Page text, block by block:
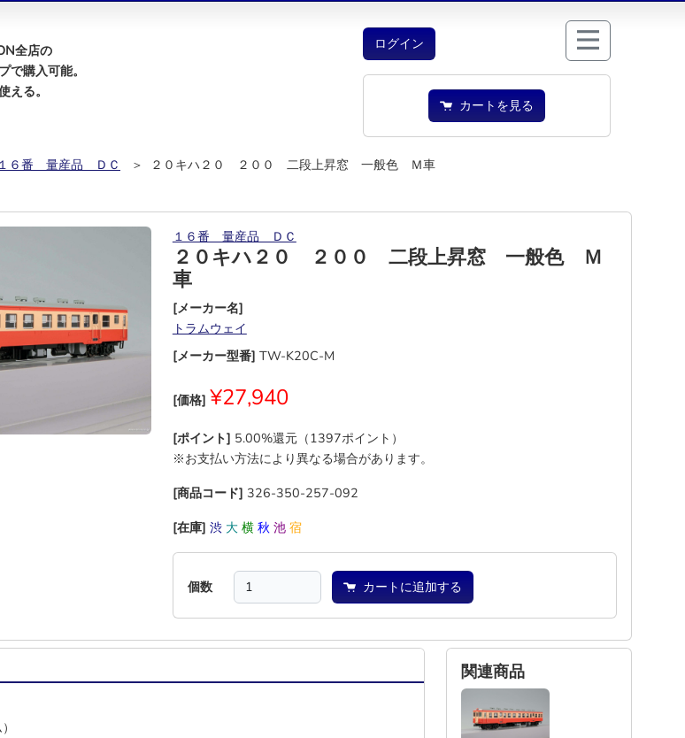
全店の
で購入可能。
える。
ログイン
カートを見る
１６番 量産品 ＤＣ
＞ ２０キハ２０ ２００ 二段上昇窓 一般色 Ｍ車
１６番 量産品 ＤＣ
２０キハ２０ ２００ 二段上昇窓 一般色 Ｍ
車
[メーカー名]
トラムウェイ
[メーカー型番] TW-K20C-M
[価格] ¥27,940
[ポイント] 5.00%還元（1397ポイント）
※お支払い方法により異なる場合があります。
[商品コード] 326-350-257-092
[在庫] 渋 大 横 秋 池 宿
個数 カートに追加する
関連商品